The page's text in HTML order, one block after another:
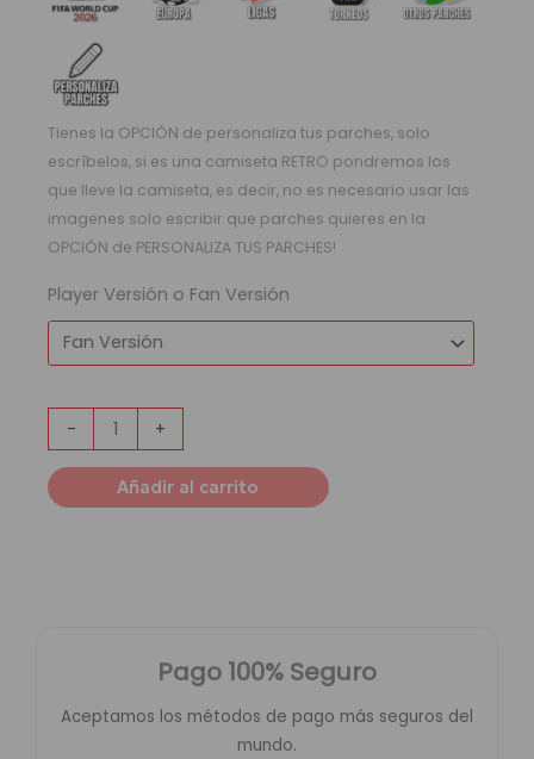
Tienes la OPCIÓN de personaliza tus parches, solo
escríbelos, si es una camiseta RETRO pondremos los
que lleve la camiseta, es decir, no es necesario usar las
imagenes solo escribir que parches quieres en la
OPCIÓN de PERSONALIZA TUS PARCHES!
Player Versión o Fan Versión
- +
Añadir al carrito
Pago 100% Seguro
Aceptamos los métodos de pago más seguros del
mundo.